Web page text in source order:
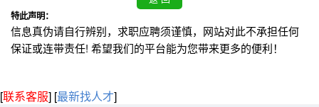
特此声明：
信息真伪请自行辨别，求职应聘须谨慎，网站对此不承担任何
保证或连带责任! 希望我们的平台能为您带来更多的便利！
[联系客服] [最新找人才]